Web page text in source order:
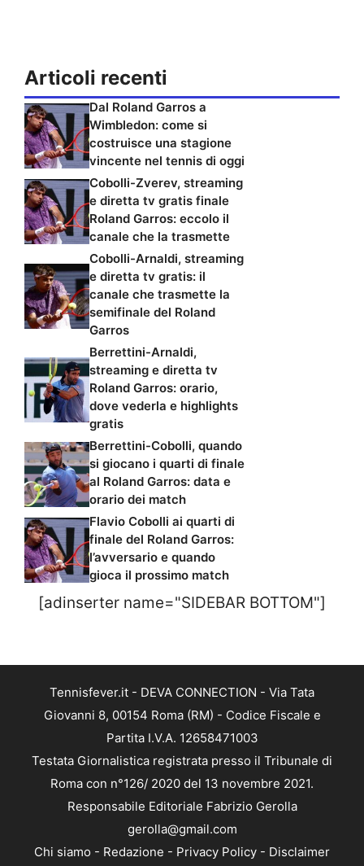
Articoli recenti
Dal Roland Garros a
Wimbledon: come si
costruisce una stagione
vincente nel tennis di oggi
Cobolli-Zverev, streaming
e diretta tv gratis finale
Roland Garros: eccolo il
canale che la trasmette
Cobolli-Arnaldi, streaming
e diretta tv gratis: il
canale che trasmette la
semifinale del Roland
Garros
Berrettini-Arnaldi,
streaming e diretta tv
Roland Garros: orario,
dove vederla e highlights
gratis
Berrettini-Cobolli, quando
si giocano i quarti di finale
al Roland Garros: data e
orario dei match
Flavio Cobolli ai quarti di
finale del Roland Garros:
l’avversario e quando
gioca il prossimo match
[adinserter name="SIDEBAR BOTTOM"]
Tennisfever.it - DEVA CONNECTION - Via Tata
Giovanni 8, 00154 Roma (RM) - Codice Fiscale e
Partita I.V.A. 12658471003
Testata Giornalistica registrata presso il Tribunale di
Roma con n°126/ 2020 del 13 novembre 2021.
Responsabile Editoriale Fabrizio Gerolla
gerolla@gmail.com
Chi siamo - Redazione - Privacy Policy - Disclaimer